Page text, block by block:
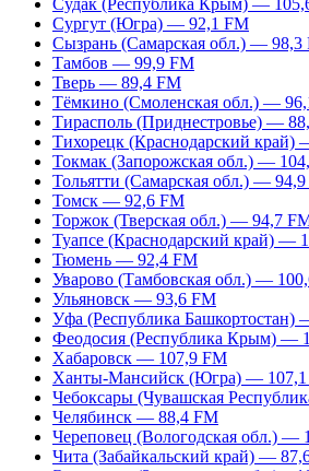
Судак (Республика Крым) —
Сургут (Югра) — 92,1 FM
Сызрань (Самарская обл.) — 98,3
Тамбов — 99,9 FM
Тверь — 89,4 FM
Тёмкино (Смоленская обл.) —
Тирасполь (Приднестровье) —
Тихорецк (Краснодарский край)
Токмак (Запорожская обл.) —
Тольятти (Самарская обл.) —
Томск — 92,6 FM
Торжок (Тверская обл.) — 94,7
Туапсе (Краснодарский край) —
Тюмень — 92,4 FM
Уварово (Тамбовская обл.) —
Ульяновск — 93,6 FM
Уфа (Республика Башкортостан)
Феодосия (Республика Крым) —
Хабаровск — 107,9 FM
Ханты-Мансийск (Югра) —
Чебоксары (Чувашская
Челябинск — 88,4 FM
Череповец (Вологодская обл.) —
Чита (Забайкальский край) —